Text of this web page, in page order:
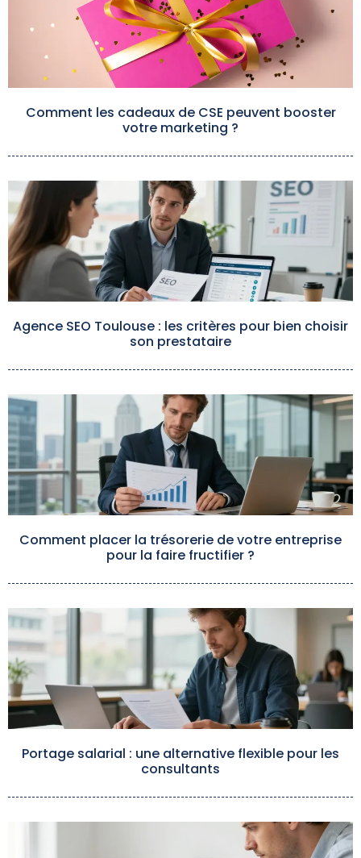
Comment les cadeaux de CSE peuvent booster
votre marketing ?
Agence SEO Toulouse : les critères pour bien choisir
son prestataire
Comment placer la trésorerie de votre entreprise
pour la faire fructifier ?
Portage salarial : une alternative flexible pour les
consultants